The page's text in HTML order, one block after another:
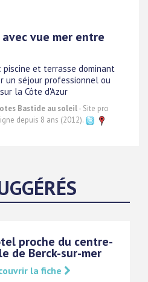
vue mer entre
piscine et terrasse dominant
un séjour professionnel ou
la Côte d'Azur
Bastide au soleil- Site pro
depuis 8 ans (2012).
proche du centre-
de Berck-sur-mer
la fiche